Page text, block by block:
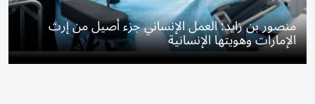
منصور بن زايد: العمل الإنساني جزء أصيل من إرث
الإمارات وهويتها الإنسانية